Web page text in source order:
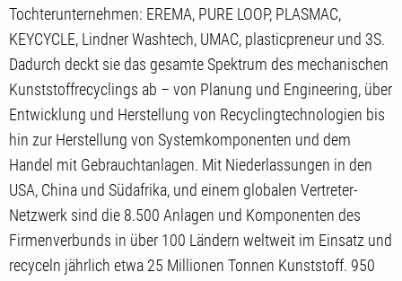
Tochterunternehmen: EREMA, PURE LOOP, PLASMAC,
KEYCYCLE, Lindner Washtech, UMAC, plasticpreneur und 3S.
Dadurch deckt sie das gesamte Spektrum des mechanischen
Kunststoffrecyclings ab – von Planung und Engineering, über
Entwicklung und Herstellung von Recyclingtechnologien bis
hin zur Herstellung von Systemkomponenten und dem
Handel mit Gebrauchtanlagen. Mit Niederlassungen in den
USA, China und Südafrika, und einem globalen Vertreter-
Netzwerk sind die 8.500 Anlagen und Komponenten des
Firmenverbunds in über 100 Ländern weltweit im Einsatz und
recyceln jährlich etwa 25 Millionen Tonnen Kunststoff. 950